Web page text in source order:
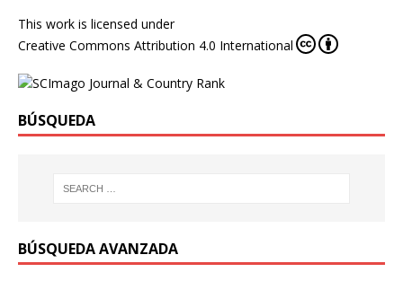
This work is licensed under
Creative Commons Attribution 4.0 International
BÚSQUEDA
BÚSQUEDA AVANZADA